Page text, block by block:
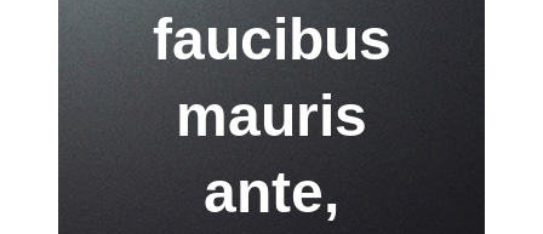
faucibus
mauris
ante,